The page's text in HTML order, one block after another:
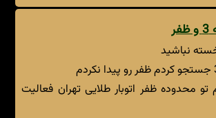
نباشید
محدوده ظفر اتوبار طلایی تهران فعالیت